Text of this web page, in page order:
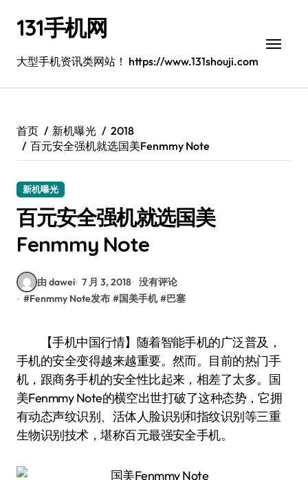
131手机网
大型手机资讯类网站！ https://www.131shouji.com
首页 新机曝光
2018
百元安全强机就选国美Fenmmy Note
新机曝光
百元安全强机就选国美
Fenmmy Note
由 dawei 7 月 3, 2018 没有评论
#Fenmmy Note发布 #国美手机 #巴塞
【手机中国行情】随着智能手机的广泛普及，
手机的安全变得越来越重要。然而。目前的热门手
机，跟商务手机的安全性比起来，相差了太多。国
美Fenmmy Note的横空出世打破了这种态势，它拥
有动态声纹识别、活体人脸识别和指纹识别等三重
生物识别技术，堪称百元最强安全手机。